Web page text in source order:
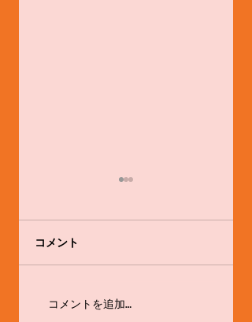
感心と戒め
コメント
コメントを追加…